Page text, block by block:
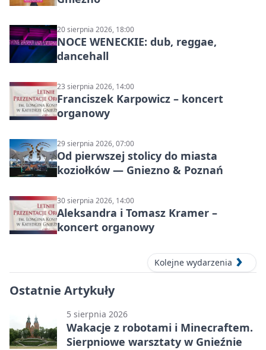
20 sierpnia 2026, 18:00
NOCE WENECKIE: dub, reggae,
dancehall
23 sierpnia 2026, 14:00
Franciszek Karpowicz – koncert
organowy
29 sierpnia 2026, 07:00
Od pierwszej stolicy do miasta
koziołków — Gniezno & Poznań
30 sierpnia 2026, 14:00
Aleksandra i Tomasz Kramer –
koncert organowy
Kolejne wydarzenia
Ostatnie Artykuły
5 sierpnia 2026
Wakacje z robotami i Minecraftem.
Sierpniowe warsztaty w Gnieźnie